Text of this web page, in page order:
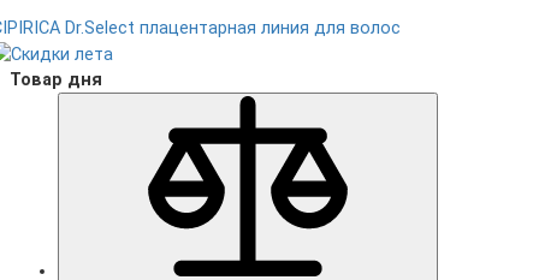
Dr.Select плацентарная линия для волос
Товар дня